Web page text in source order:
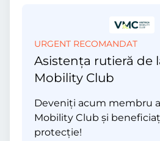
URGENT RECOMANDAT
Asistența rutieră de
Mobility Club
Deveniți acum membru
Mobility Club și
protecție!